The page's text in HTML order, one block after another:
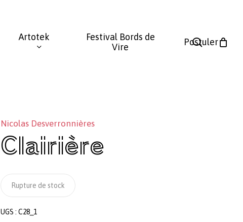
Artotek
Festival Bords de
Vire
Postuler
search
panier
Nicolas Desverronnières
Clairière
Rupture de stock
UGS : C28_1